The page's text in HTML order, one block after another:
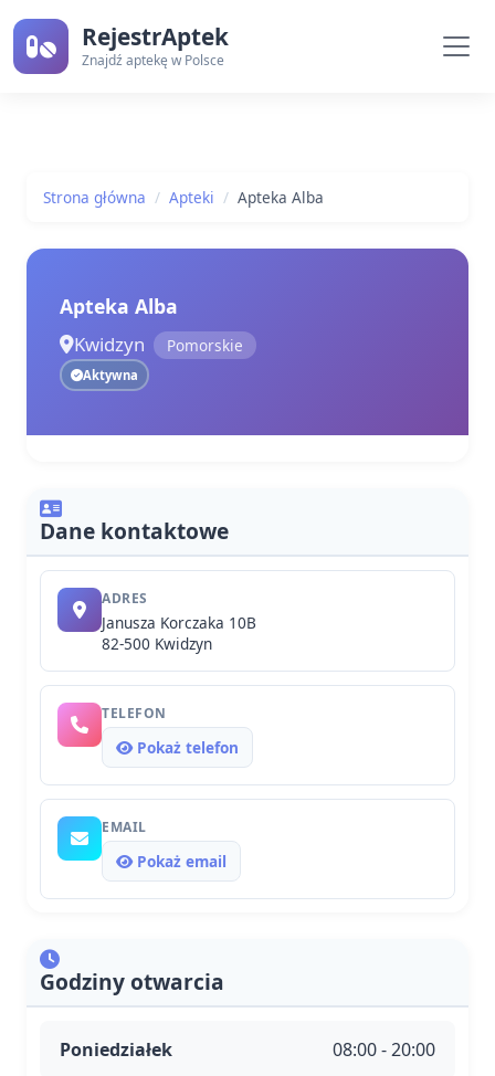
RejestrAptek
Znajdź aptekę w Polsce
Strona główna Apteki Apteka Alba
Apteka Alba
Kwidzyn Pomorskie
Aktywna
Dane kontaktowe
ADRES
Janusza Korczaka 10B
82-500 Kwidzyn
TELEFON
Pokaż telefon
EMAIL
Pokaż email
Godziny otwarcia
Poniedziałek 08:00 - 20:00